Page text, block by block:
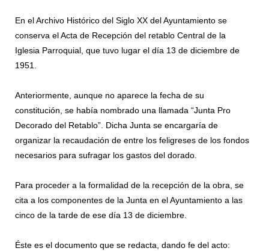
En el Archivo Histórico del Siglo XX del Ayuntamiento se
conserva el Acta de Recepción del retablo Central de la
Iglesia Parroquial, que tuvo lugar el día 13 de diciembre de
1951.
Anteriormente, aunque no aparece la fecha de su
constitución, se había nombrado una llamada “Junta Pro
Decorado del Retablo”. Dicha Junta se encargaría de
organizar la recaudación de entre los feligreses de los fondos
necesarios para sufragar los gastos del dorado.
Para proceder a la formalidad de la recepción de la obra, se
cita a los componentes de la Junta en el Ayuntamiento a las
cinco de la tarde de ese día 13 de diciembre.
Éste es el documento que se redacta, dando fe del acto: